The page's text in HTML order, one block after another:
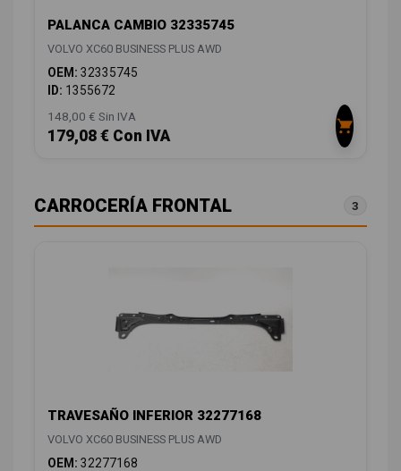
PALANCA CAMBIO 32335745
VOLVO XC60 BUSINESS PLUS AWD
OEM: 32335745
ID: 1355672
148,00 € Sin IVA
179,08 € Con IVA
CARROCERÍA FRONTAL 3
TRAVESAÑO INFERIOR 32277168
VOLVO XC60 BUSINESS PLUS AWD
OEM: 32277168